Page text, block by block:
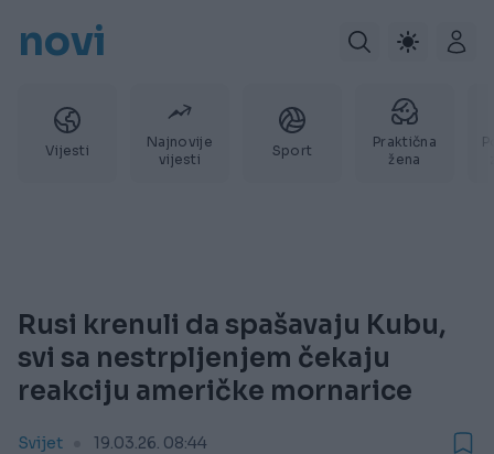
novi
Vijesti
Najnovije
vijesti
Sport
Praktična
žena
Rusi krenuli da spašavaju Kubu,
svi sa nestrpljenjem čekaju
reakciju američke mornarice
Svijet 19.03.26. 08:44